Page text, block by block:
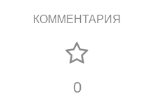
КОММЕНТАРИЯ
0